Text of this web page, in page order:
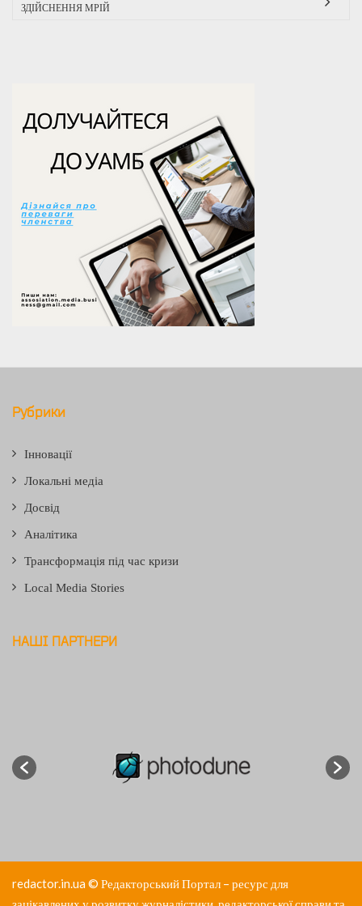
ЗДІЙСНЕННЯ МРІЙ
Рубрики
Інновації
Локальні медіа
Досвід
Аналітика
Трансформація під час кризи
Local Media Stories
НАШІ ПАРТНЕРИ
redactor.in.ua© Редакторський Портал – ресурс для